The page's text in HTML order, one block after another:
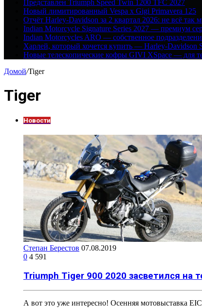
Представлен Triumph Speed Twin 1200 TFC 2027
Новый лимитированный Vespa x Gigi Primavera 125
Отчёт Harley-Davidson за 2 квартал 2026: не всё так
Indian Motorcycle Signature Series 2027 — премиум
Indian Motorcycles ARO — собственное
Харлей, который хочется купить — Harley-Davidson
Новые телескопические кофры GIVI XSpace — для
Домой/Tiger
Tiger
Новости
Степан Берестов 07.08.2019
0 4 591
Triumph Tiger 900 2020 засветился на
А вот это уже интересно! Осенняя мотовыставка